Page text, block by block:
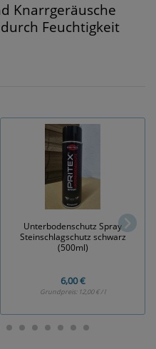
Knarrgeräusche
Feuchtigkeit
Unterbodenschutz Spray
Steinschlagschutz schwarz
(500ml)
6,00 €
Grundpreis: 12,00 € / l